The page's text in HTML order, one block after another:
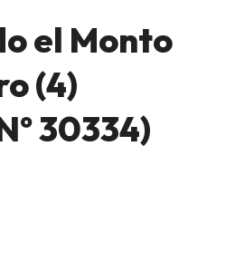
el Monto
(4)
30334)